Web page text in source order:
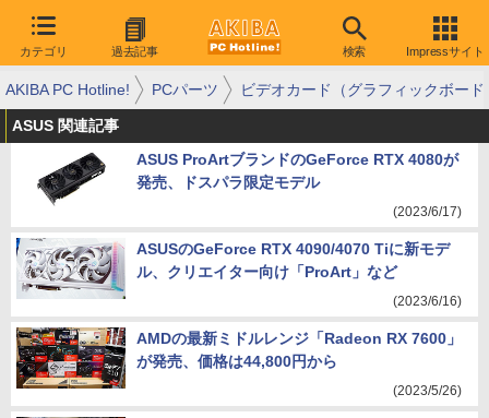
カテゴリ 過去記事 検索 Impressサイト
AKIBA PC Hotline! PCパーツ ビデオカード（グラフィックボード
ASUS 関連記事
ASUS ProArtブランドのGeForce RTX 4080が
発売、ドスパラ限定モデル
(2023/6/17)
ASUSのGeForce RTX 4090/4070 Tiに新モデ
ル、クリエイター向け「ProArt」など
(2023/6/16)
AMDの最新ミドルレンジ「Radeon RX 7600」
が発売、価格は44,800円から
(2023/5/26)